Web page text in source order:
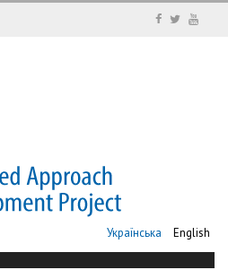
Українська English